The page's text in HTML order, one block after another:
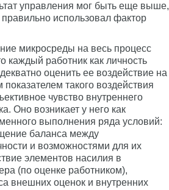
управления мог быть еще выше,
использовал фактор
микросреды на весь процесс
каждый работник как личность
оценить ее воздействие на
такого воздействия
чувство внутреннего
Оно возникает у него как
выполнения ряда условий:
баланса между
и возможностями для их
элементов насилия в
(по оценке работником),
внешних оценок и внутренних